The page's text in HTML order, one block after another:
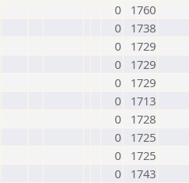
0
1760
0
1738
0
1729
0
1729
0
1729
0
1713
0
1728
0
1725
0
1725
0
1743